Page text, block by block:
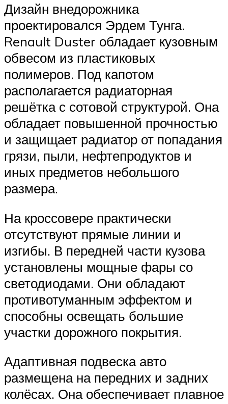
Дизайн внедорожника
проектировался Эрдем Тунга.
Renault Duster обладает кузовным
обвесом из пластиковых
полимеров. Под капотом
располагается радиаторная
решётка с сотовой структурой. Она
обладает повышенной прочностью
и защищает радиатор от попадания
грязи, пыли, нефтепродуктов и
иных предметов небольшого
размера.
На кроссовере практически
отсутствуют прямые линии и
изгибы. В передней части кузова
установлены мощные фары со
светодиодами. Они обладают
противотуманным эффектом и
способны освещать большие
участки дорожного покрытия.
Адаптивная подвеска авто
размещена на передних и задних
колёсах. Она обеспечивает плавное